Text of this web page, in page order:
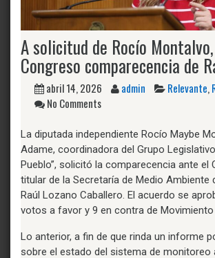
A solicitud de Rocío
Congreso comparecencia de
abril 14, 2026 admin Relevante,
No Comments
La diputada independiente Rocío Maybe
Adame, coordinadora del Grupo
Pueblo”, solicitó la comparecencia ante el
titular de la Secretaría de Medio Ambiente
Raúl Lozano Caballero. El acuerdo se
votos a favor y 9 en contra de Movimiento
Lo anterior, a fin de que rinda un informe
sobre el estado del sistema de monitoreo